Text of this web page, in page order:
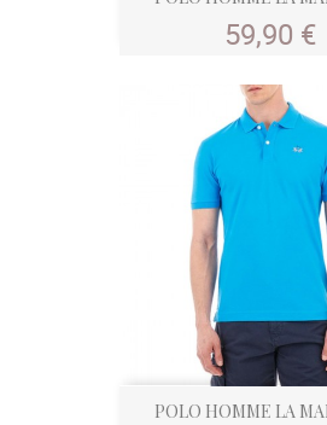
Prix
59,90 €
POLO HOMME LA